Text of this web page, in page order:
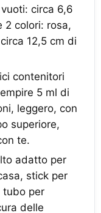
circa 6,6
2 colori: rosa,
12,5 cm di
contenitori
5 ml di
leggero, con
superiore,
te.
adatto per
stick per
tubo per
delle